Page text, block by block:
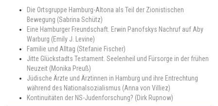
Die Ortsgruppe Hamburg-Altona als Teil der Zionistischen
Bewegung (Sabrina Schütz)
Eine Hamburger Freundschaft. Erwin Panofskys Nachruf auf Aby
Warburg (Emily J. Levine)
Familie und Alltag (Stefanie Fischer)
Jitte Glückstadts Testament. Seelenheil und Fürsorge in der frühen
Neuzeit (Monika Preuß)
Jüdische Ärzte und Ärztinnen in Hamburg und ihre Entrechtung
während des Nationalsozialismus (Anna von Villiez)
Kontinuitäten der NS-Judenforschung? (Dirk Rupnow)